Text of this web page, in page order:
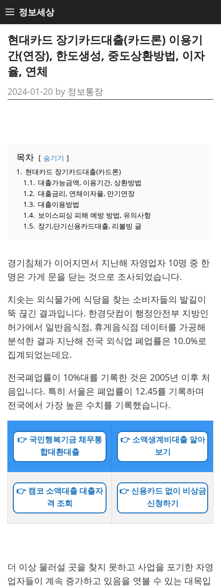
Skip
to
정보세상
현대카드 장기카드대출(카드론) 이용기
간(연장), 한도생성, 중도상환방법, 이자
율, 연체
2024-01-20 by 정보통장
목차
숨기기
1. 현대카드 장기카드대출(카드론)
1.1. 대출가능금액, 이용기간, 상환방법
1.2. 대출금리, 연체이자율, 만기연장
1.3. 대출이용방법
1.4. 보이스피싱 피해 예방 방법, 유의사항
1.5. 장기,단기신용카드대출, 리볼빙 글
경기침체가 이어지면서 지난해 자영업자 10명 중 한
명은 가게 문을 닫는 것으로 조사되었습니다.
치솟는 외식물가에 식당을 찾는 소비자들의 발길이
뚝 끊긴 결과입니다. 한경닷컴이 행정안전부 지방인
허가에서 일반음식점, 휴게음식점 데이터를 가공해
분석한 결과 지난해 전국 외식업 폐업률은 10.0%로
집계되었는데요.
전국폐업률이 10%대를 기록한 것은 2005년 이후 처
음입니다. 특히 서울은 폐업률이 12.45를 기록하며
전국에서 가장 높은 수치를 기록했습니다.
👉 국민행복기금 채무통
합대환대출
👉 소액생계비대출 알아
보기
👉 캠코 소액대출 대출자
격 조회
👉 신용카드 없이 비상금
신청하기
더 이상 물러설 곳을 찾지 못하고 사업을 포기한 자영
업자들이 계속 증가하고 있음을 엿볼 수 있는 대목입